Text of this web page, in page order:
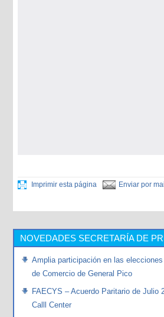
Imprimir esta página Enviar por mail
NOVEDADES SECRETARÍA DE
Amplia participación en las
de Comercio de General Pico
FAECYS – Acuerdo Paritario de Julio
Calll Center